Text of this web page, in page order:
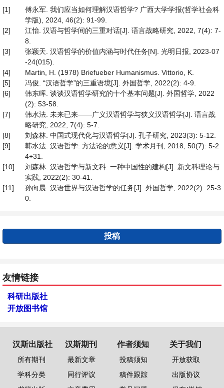
[1]
傅永军. 我们应当如何理解汉语哲学? 广西大学学报(哲学社会科
学版), 2024, 46(2): 91-99.
[2]
江怡. 汉语与哲学间的三重对话[J]. 语言战略研究, 2022, 7(4): 7-
8.
[3]
张颖天. 汉语哲学的价值内涵与时代任务[N]. 光明日报, 2023-07
-24(015).
[4]
Martin, H. (1978) Briefueber Humanismus. Vittorio, K.
[5]
冯俊. “汉语哲学”的三重语境[J]. 外国哲学, 2022(2): 4-9.
[6]
韩东晖. 谈谈汉语哲学研究的十个基本问题[J]. 外国哲学, 2022
(2): 53-58.
[7]
韩水法. 未来已来——广义汉语哲学与狭义汉语哲学[J]. 语言战
略研究, 2022, 7(4): 5-7.
[8]
刘森林. 中国式现代化与汉语哲学[J]. 孔子研究, 2023(3): 5-12.
[9]
韩水法. 汉语哲学: 方法论的意义[J]. 学术月刊, 2018, 50(7): 5-2
4+31.
[10]
刘森林. 汉语哲学与新文科: 一种中国性的建构[J]. 新文科理论与
实践, 2022(2): 30-41.
[11]
孙向晨. 汉语世界与汉语哲学的任务[J]. 外国哲学, 2022(2): 25-3
0.
投稿
友情链接
科研出版社
开放图书馆
汉斯出版社
所有期刊
学科分类
汉斯期刊
最新文章
同行评议
作者须知
投稿须知
稿件跟踪
关于我们
开放获取
出版协议